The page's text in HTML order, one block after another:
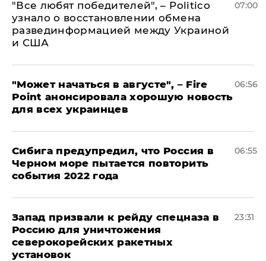
​"Все любят победителей", – Politico
узнало о восстановлении обмена
развединформацией между Украиной
и США
07:00
"Может начаться в августе", – Fire
Point анонсировала хорошую новость
для всех украинцев
06:56
Сибига предупредил, что Россия в
Черном море пытается повторить
события 2022 года
06:55
Запад призвали к рейду спецназа в
Россию для уничтожения
северокорейских ракетных
установок
23:31